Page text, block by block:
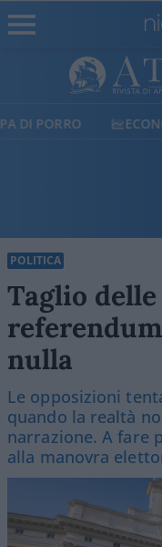
ECONOMIA
POLITICA
Taglio delle
nulla
Le opposizioni
quando la realtà
narrazione. A fare
alla manovra